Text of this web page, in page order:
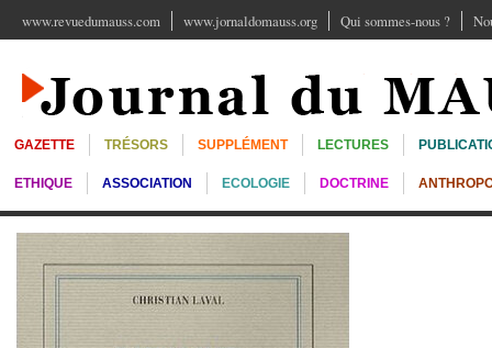
www.revuedumauss.com www.jornaldomauss.org Qui sommes-nous ?
GAZETTE TRÉSORS SUPPLÉMENT LECTURES
ETHIQUE ASSOCIATION ECOLOGIE DOCTRINE